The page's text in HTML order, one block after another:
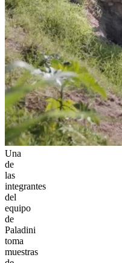
Una
de
las
integrantes
del
equipo
de
Paladini
toma
muestras